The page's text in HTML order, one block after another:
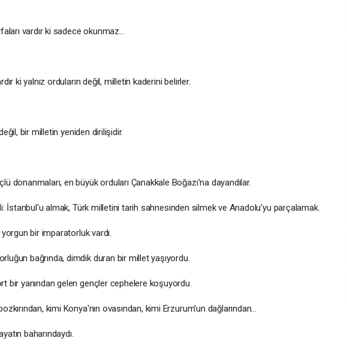
vardır ki sadece okunmaz…
orduların değil, milletin kaderini belirler.
bir milletin yeniden dirilişidir.
en büyük orduları Çanakkale Boğazı'na dayandılar.
almak, Türk milletini tarih sahnesinden silmek ve Anadolu'yu parçalamak.
bir imparatorluk vardı.
bağrında, dimdik duran bir millet yaşıyordu.
gelen gençler cephelere koşuyordu.
kimi Konya'nın ovasından, kimi Erzurum'un dağlarından…
baharındaydı.